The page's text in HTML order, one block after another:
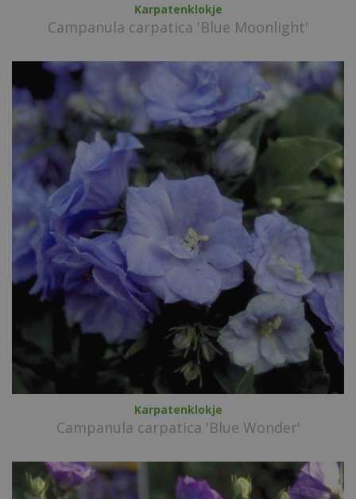
Karpatenklokje
Campanula carpatica 'Blue Moonlight'
Karpatenklokje
Campanula carpatica 'Blue Wonder'